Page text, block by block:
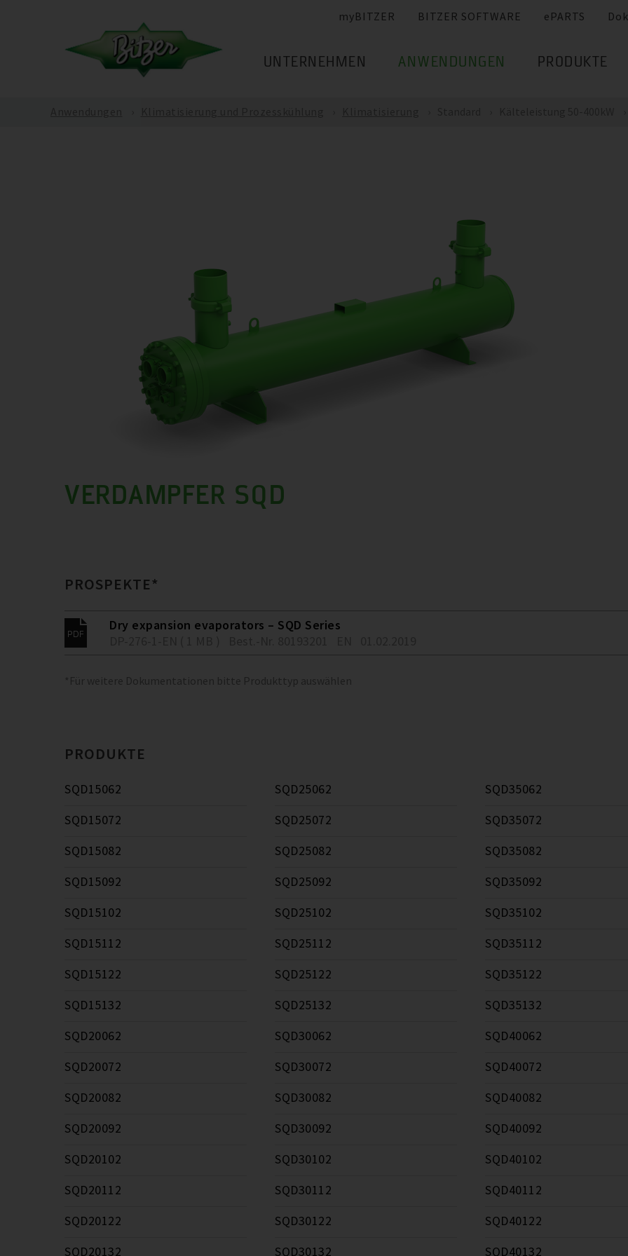
myBITZER BITZER SOFTWARE ePARTS
UNTERNEHMEN ANWENDUNGEN PRODUKTE
VERDAMPFER SQD
PROSPEKTE*
Dry expansion evaporators – SQD Series
*Für weitere Dokumentationen bitte Produkttyp auswählen
PRODUKTE
SQD15062
SQD15072
SQD15082
SQD15092
SQD15102
SQD15112
SQD15122
SQD15132
SQD20062
SQD20072
SQD20082
SQD20092
SQD20102
SQD20112
SQD20122
SQD20132
SQD25062
SQD25072
SQD25082
SQD25092
SQD25102
SQD25112
SQD25122
SQD25132
SQD30062
SQD30072
SQD30082
SQD30092
SQD30102
SQD30112
SQD30122
SQD30132
SQD35062
SQD35072
SQD35082
SQD35092
SQD35102
SQD35112
SQD35122
SQD35132
SQD40062
SQD40072
SQD40082
SQD40092
SQD40102
SQD40112
SQD40122
SQD40132